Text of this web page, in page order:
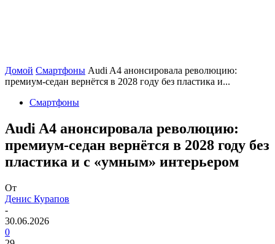
Домой Смартфоны Audi A4 анонсировала революцию:
премиум-седан вернётся в 2028 году без пластика и...
Смартфоны
Audi A4 анонсировала революцию:
премиум-седан вернётся в 2028 году без
пластика и с «умным» интерьером
От
Денис Курапов
-
30.06.2026
0